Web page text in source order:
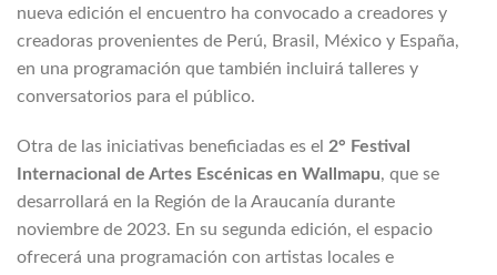
nueva edición el encuentro ha convocado a creadores y
creadoras provenientes de Perú, Brasil, México y España,
en una programación que también incluirá talleres y
conversatorios para el público.
Otra de las iniciativas beneficiadas es el 2° Festival
Internacional de Artes Escénicas en Wallmapu, que se
desarrollará en la Región de la Araucanía durante
noviembre de 2023. En su segunda edición, el espacio
ofrecerá una programación con artistas locales e